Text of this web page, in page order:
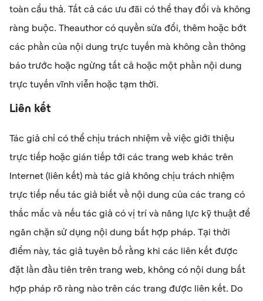
toàn cẩu thả. Tất cả các ưu đãi có thể thay đổi và không
ràng buộc. Theauthor có quyền sửa đổi, thêm hoặc bớt
các phần của nội dung trực tuyến mà không cần thông
báo trước hoặc ngừng tất cả hoặc một phần nội dung
trực tuyến vĩnh viễn hoặc tạm thời.
Liên kết
Tác giả chỉ có thể chịu trách nhiệm về việc giới thiệu
trực tiếp hoặc gián tiếp tới các trang web khác trên
Internet (liên kết) mà tác giả không chịu trách nhiệm
trực tiếp nếu tác giả biết về nội dung của các trang có
thắc mắc và nếu tác giả có vị trí và năng lực kỹ thuật để
ngăn chặn sử dụng nội dung bất hợp pháp. Tại thời
điểm này, tác giả tuyên bố rằng khi các liên kết được
đặt lần đầu tiên trên trang web, không có nội dung bất
hợp pháp rõ ràng nào trên các trang được liên kết. Do